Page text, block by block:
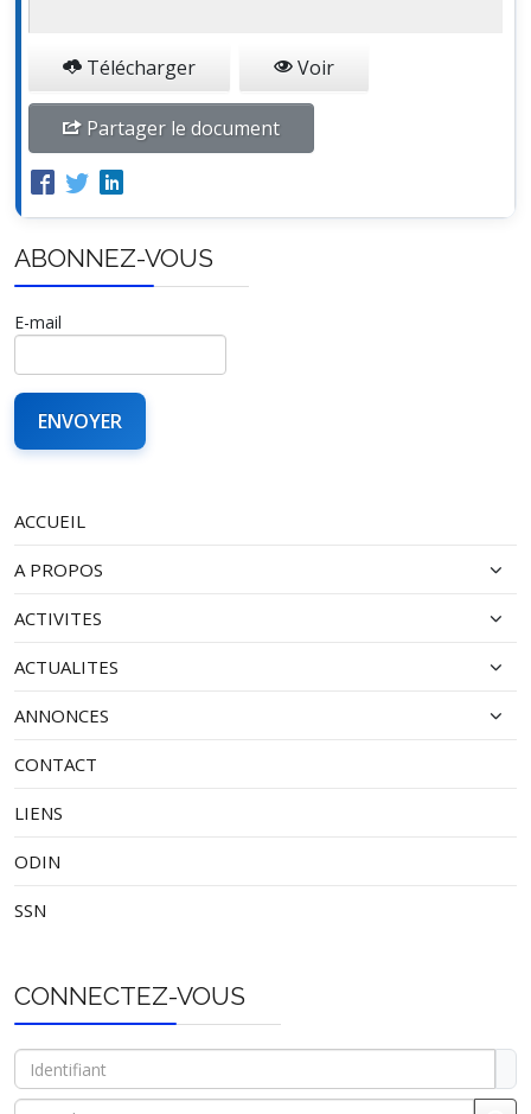
Télécharger Voir
Partager le document
ABONNEZ-VOUS
E-mail
ACCUEIL
A PROPOS
ACTIVITES
ACTUALITES
ANNONCES
CONTACT
LIENS
ODIN
SSN
CONNECTEZ-VOUS
Identifiant
Mot de passe